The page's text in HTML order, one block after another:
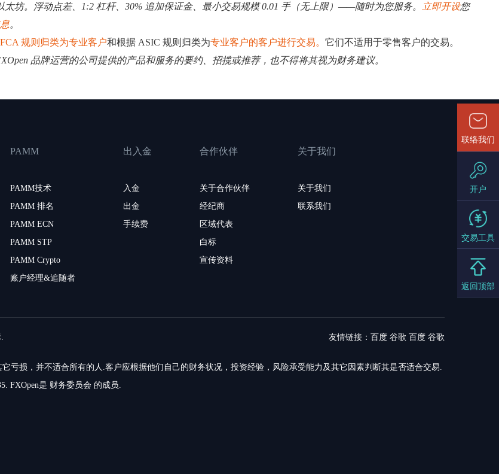
坊。浮动点差、1:2 杠杆、30% 追加保证金、最小交易规模 0.01 手（无上限）——随时为您服务。
立即开设您
。
FCA 规则归类为专业客户和根据 ASIC 规则归类为专业客户的客户进行交易。 它们不适用于零售客户的交易。
品牌运营的公司提供的产品和服务的要约、招揽或推荐，也不得将其视为财务建议。
PAMM
PAMM技术
PAMM 排名
PAMM ECN
PAMM STP
PAMM Crypto
账户经理&追随者
出入金
入金
出金
手续费
合作伙伴
关于合作伙伴
经纪商
区域代表
白标
宣传资料
关于我们
关于我们
联系我们
友情链接：百度 谷歌 百度 谷歌
亏损，并不适合所有的人.客户应根据他们自己的财务状况，投资经验，风险承受能力及其它因素判断其是否适合交易.
FXOpen是 财务委员会 的成员.
联络我们
开户
交易工具
返回顶部